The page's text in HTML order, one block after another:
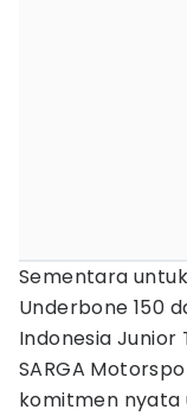
Sementara
Underbone 150
Indonesia Junior
SARGA
komitmen